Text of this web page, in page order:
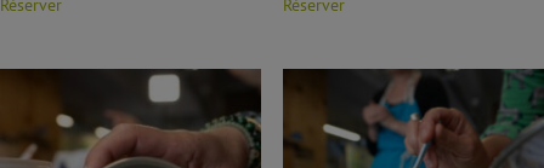
Réserver Réserver